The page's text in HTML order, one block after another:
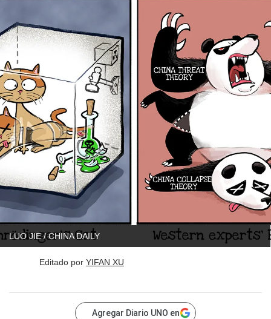
LUO JIE / CHINA DAILY
Editado por YIFAN XU
Agregar Diario UNO en